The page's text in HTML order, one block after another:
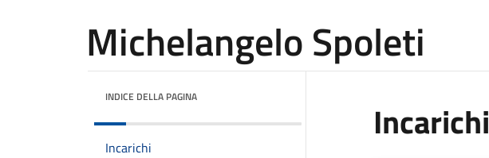
Michelangelo Spoleti
INDICE DELLA PAGINA
Incarichi
Incarichi